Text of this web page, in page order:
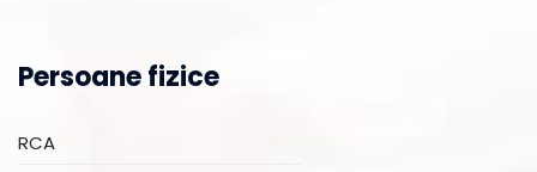
Persoane fizice
RCA